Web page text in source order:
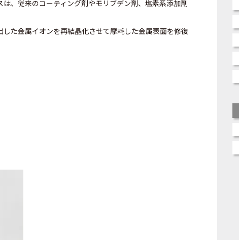
、従来のコーティング剤やモリブデン剤、塩素系添加剤
た金属イオンを再結晶化させて摩耗した金属表面を修復